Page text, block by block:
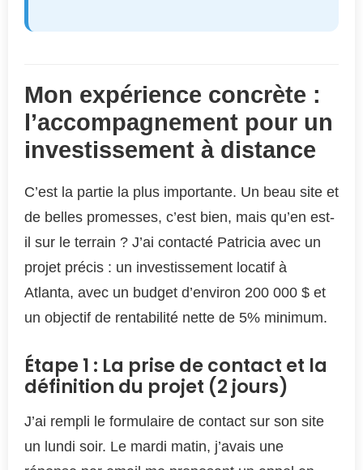
Mon expérience concrète :
l’accompagnement pour un
investissement à distance
C’est la partie la plus importante. Un beau site et
de belles promesses, c’est bien, mais qu’en est-
il sur le terrain ? J’ai contacté Patricia avec un
projet précis : un investissement locatif à
Atlanta, avec un budget d’environ 200 000 $ et
un objectif de rentabilité nette de 5% minimum.
Étape 1 : La prise de contact et la
définition du projet (2 jours)
J’ai rempli le formulaire de contact sur son site
un lundi soir. Le mardi matin, j’avais une